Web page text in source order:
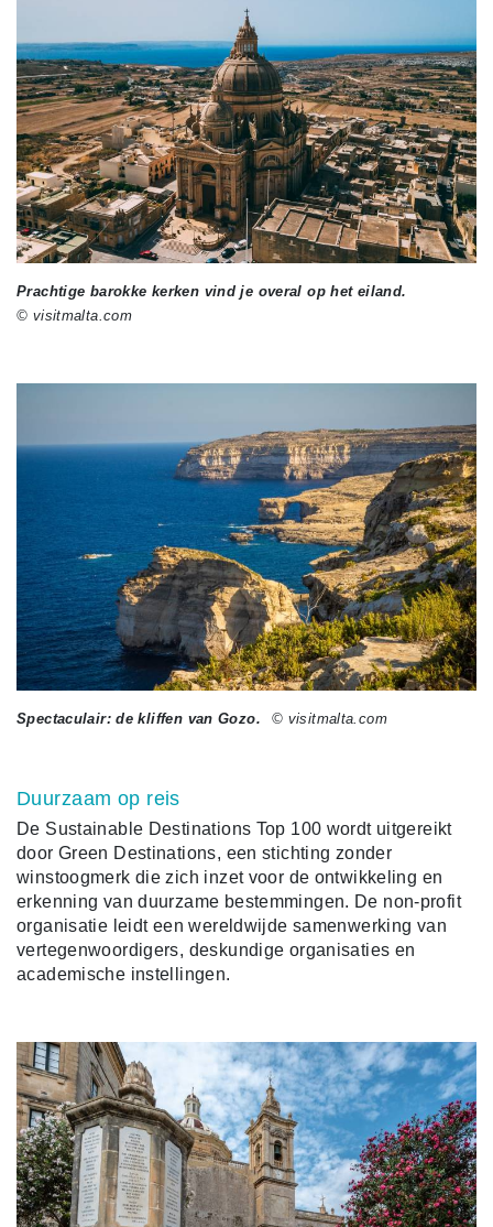
Prachtige barokke kerken vind je overal op het eiland.
© visitmalta.com
Spectaculair: de kliffen van Gozo. © visitmalta.com
Duurzaam op reis
De Sustainable Destinations Top 100 wordt uitgereikt
door Green Destinations, een stichting zonder
winstoogmerk die zich inzet voor de ontwikkeling en
erkenning van duurzame bestemmingen. De non-profit
organisatie leidt een wereldwijde samenwerking van
vertegenwoordigers, deskundige organisaties en
academische instellingen.